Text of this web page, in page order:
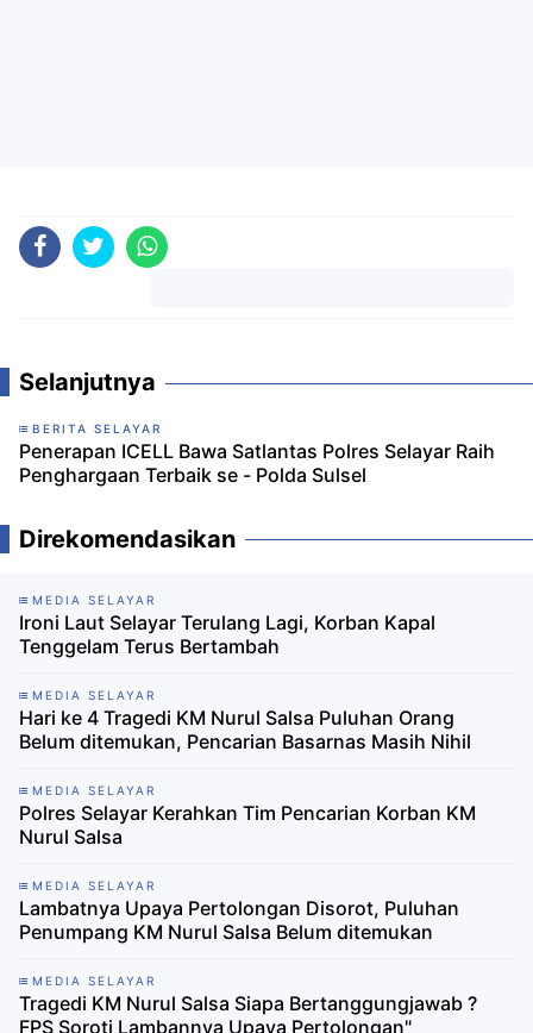
Selanjutnya
BERITA SELAYAR
Penerapan ICELL Bawa Satlantas Polres Selayar Raih
Penghargaan Terbaik se - Polda Sulsel
Direkomendasikan
MEDIA SELAYAR
Ironi Laut Selayar Terulang Lagi, Korban Kapal
Tenggelam Terus Bertambah
MEDIA SELAYAR
Hari ke 4 Tragedi KM Nurul Salsa Puluhan Orang
Belum ditemukan, Pencarian Basarnas Masih Nihil
MEDIA SELAYAR
Polres Selayar Kerahkan Tim Pencarian Korban KM
Nurul Salsa
MEDIA SELAYAR
Lambatnya Upaya Pertolongan Disorot, Puluhan
Penumpang KM Nurul Salsa Belum ditemukan
MEDIA SELAYAR
Tragedi KM Nurul Salsa Siapa Bertanggungjawab ?
FPS Soroti Lambannya Upaya Pertolongan"